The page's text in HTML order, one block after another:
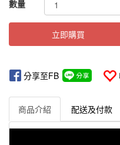
數量
立即購買
分享至FB
商品介紹 配送及付款